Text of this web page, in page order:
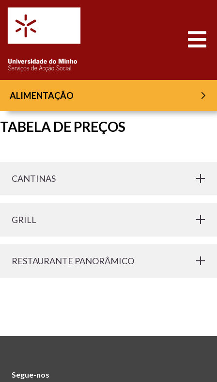
Saltar para o conteúdo
ALIMENTAÇÃO
TABELA DE PREÇOS
CANTINAS
GRILL
RESTAURANTE PANORÂMICO
Segue-nos